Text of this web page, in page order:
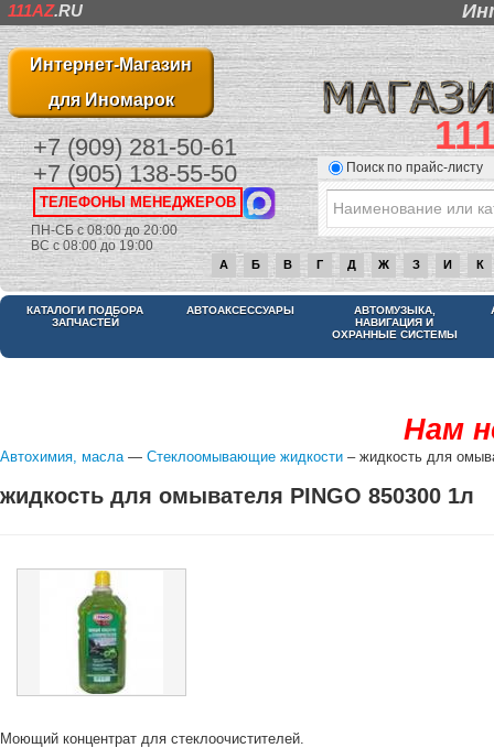
111AZ.RU
Интернет-Магазин
для Иномарок
+7 (909) 281-50-61
+7 (905) 138-55-50
ТЕЛЕФОНЫ МЕНЕДЖЕРОВ
ПН-СБ с 08:00 до 20:00
ВС с 08:00 до 19:00
Поиск по прайс-листу
А Б В Г Д Ж З И К
КАТАЛОГИ ПОДБОРА
ЗАПЧАСТЕЙ
АВТОАКСЕССУАРЫ
АВТОМУЗЫКА,
НАВИГАЦИЯ И
ОХРАННЫЕ СИСТЕМЫ
Нам
Автохимия, масла— Стеклоомывающие жидкости – жидкость для
жидкость для омывателя PINGO 850300 1л
Моющий концентрат для стеклоочистителей.